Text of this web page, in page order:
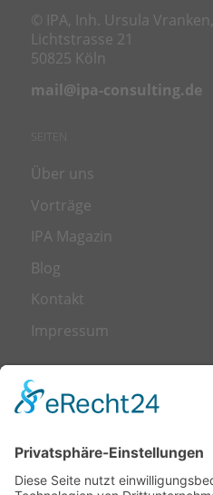
© IPA, Inh. Ursula Vranken,
Lichtstrasse 21
50825 Köln
mail@ipa-consulting.de
SEITEN
Über uns
Vorträge
IPA Magazin
Blog
Kontakt
Impressum
LEISTUNGEN
Transformation
Leadership
Talent Management